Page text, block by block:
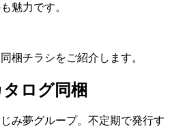
魅力です。
梱チラシをご紹介します。
ログ同梱
み夢グループ。不定期で発行す